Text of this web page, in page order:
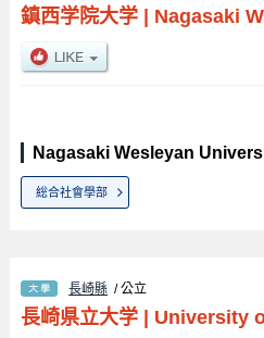
鎮西学院大学| Nagasaki
Nagasaki Wesleyan
総合社會學部
長崎縣 / 公立
長崎県立大学| University